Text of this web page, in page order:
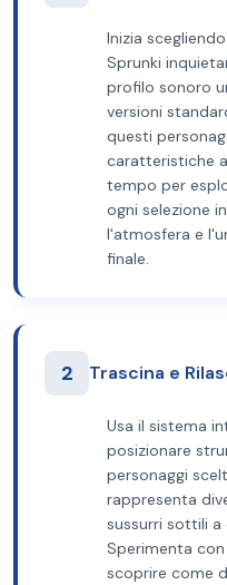
Inizia
Sprunki
profilo sonoro
versioni
questi
caratteristiche
tempo per
ogni selezione
l'atmosfera e
finale.
2 Trascina e
Usa il sistema
posizionare
personaggi
rappresenta
sussurri sottili
Sperimenta
scoprire come